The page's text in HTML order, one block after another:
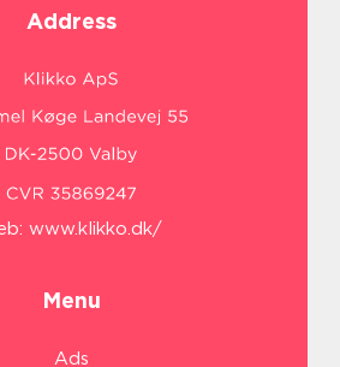
Address
www.klikko.dk/
Menu
Ads